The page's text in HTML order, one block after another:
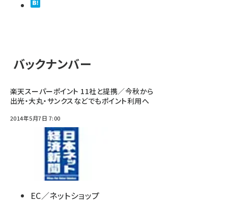
バックナンバー
楽天スーパーポイント 11社と提携／今秋から
出光・大丸・サンクスなどでもポイント利用へ
2014年5月7日 7:00
EC／ネットショップ